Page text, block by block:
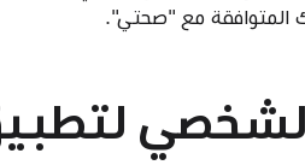
المتوافقة مع "صحتي".
الشخصي